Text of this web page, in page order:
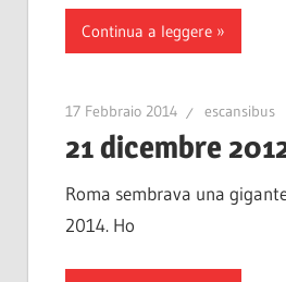
Continua a leggere
17 Febbraio 2014 escansibus
21 dicembre
Roma sembrava una
2014. Ho